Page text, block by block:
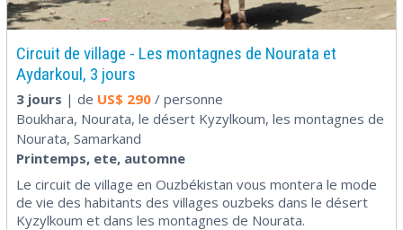
Circuit de village - Les montagnes de Nourata et
Aydarkoul, 3 jours
3 jours | de US$ 290 / personne
Boukhara, Nourata, le désert Kyzylkoum, les montagnes de
Nourata, Samarkand
Printemps, ete, automne
Le circuit de village en Ouzbékistan vous montera le mode
de vie des habitants des villages ouzbeks dans le désert
Kyzylkoum et dans les montagnes de Nourata.